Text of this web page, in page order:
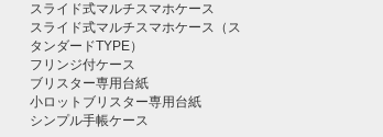
スライド式マルチスマホケース
スライド式マルチスマホケース（ス
タンダードTYPE）
フリンジ付ケース
ブリスター専用台紙
小ロットブリスター専用台紙
シンプル手帳ケース